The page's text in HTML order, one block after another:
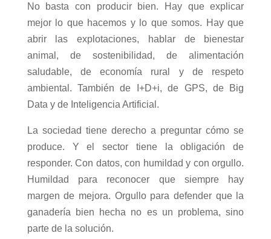
No basta con producir bien. Hay que explicar
mejor lo que hacemos y lo que somos. Hay que
abrir las explotaciones, hablar de bienestar
animal, de sostenibilidad, de alimentación
saludable, de economía rural y de respeto
ambiental. También de I+D+i, de GPS, de Big
Data y de Inteligencia Artificial.
La sociedad tiene derecho a preguntar cómo se
produce. Y el sector tiene la obligación de
responder. Con datos, con humildad y con orgullo.
Humildad para reconocer que siempre hay
margen de mejora. Orgullo para defender que la
ganadería bien hecha no es un problema, sino
parte de la solución.